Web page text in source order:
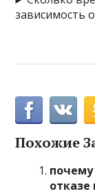
зависимость
Похожие
почему